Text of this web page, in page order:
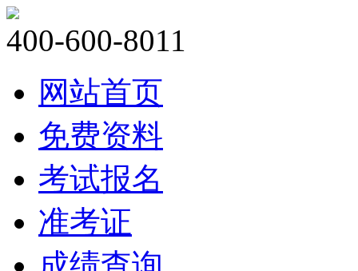
400-600-8011
网站首页
免费资料
考试报名
准考证